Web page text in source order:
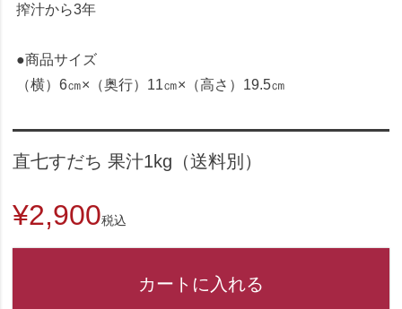
搾汁から3年
●商品サイズ
（横）6㎝×（奥行）11㎝×（高さ）19.5㎝
直七すだち 果汁1kg（送料別）
¥2,900税込
カートに入れる